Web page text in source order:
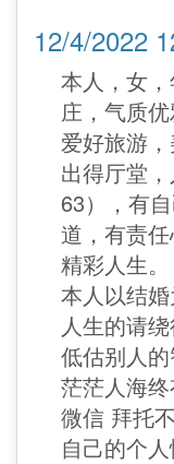
12/4/2022
本人，女
庄，气质
爱好旅游，
出得厅堂
63），有
道，有责
精彩人生。
本人以结
人生的请
低估别人的
茫茫人海终
微信 拜托
自己的个人